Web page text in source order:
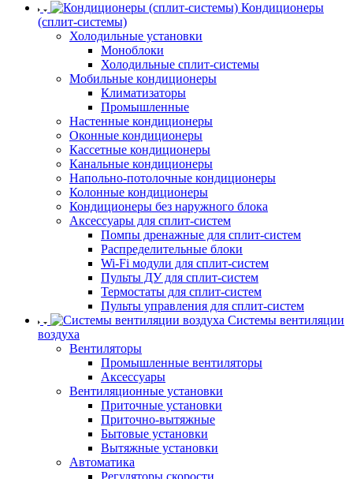
Кондиционеры
(сплит-системы)
Холодильные установки
Моноблоки
Холодильные сплит-системы
Мобильные кондиционеры
Климатизаторы
Промышленные
Настенные кондиционеры
Оконные кондиционеры
Кассетные кондиционеры
Канальные кондиционеры
Напольно-потолочные кондиционеры
Колонные кондиционеры
Кондиционеры без наружного блока
Аксессуары для сплит-систем
Помпы дренажные для сплит-систем
Распределительные блоки
Wi-Fi модули для сплит-систем
Пульты ДУ для сплит-систем
Термостаты для сплит-систем
Пульты управления для сплит-систем
Системы вентиляции
воздуха
Вентиляторы
Промышленные вентиляторы
Аксессуары
Вентиляционные установки
Приточные установки
Приточно-вытяжные
Бытовые установки
Вытяжные установки
Автоматика
Регуляторы скорости